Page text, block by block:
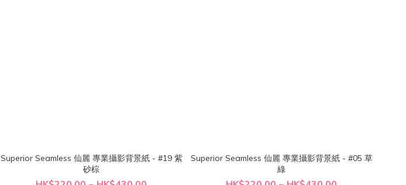
Superior Seamless 仙麗 專業攝影背景紙 - #19 紫
砂棕
Superior Seamless 仙麗 專業攝影背景紙 - #05 草
綠